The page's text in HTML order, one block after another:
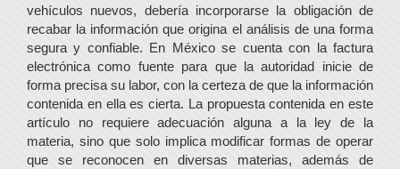
vehículos nuevos, debería incorporarse la obligación de
recabar la información que origina el análisis de una forma
segura y confiable. En México se cuenta con la factura
electrónica como fuente para que la autoridad inicie de
forma precisa su labor, con la certeza de que la información
contenida en ella es cierta. La propuesta contenida en este
artículo no requiere adecuación alguna a la ley de la
materia, sino que solo implica modificar formas de operar
que se reconocen en diversas materias, además de